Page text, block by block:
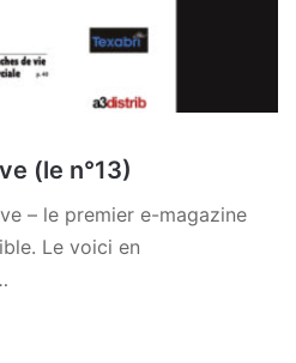
(le n°13)
– le premier e-magazine
Le voici en